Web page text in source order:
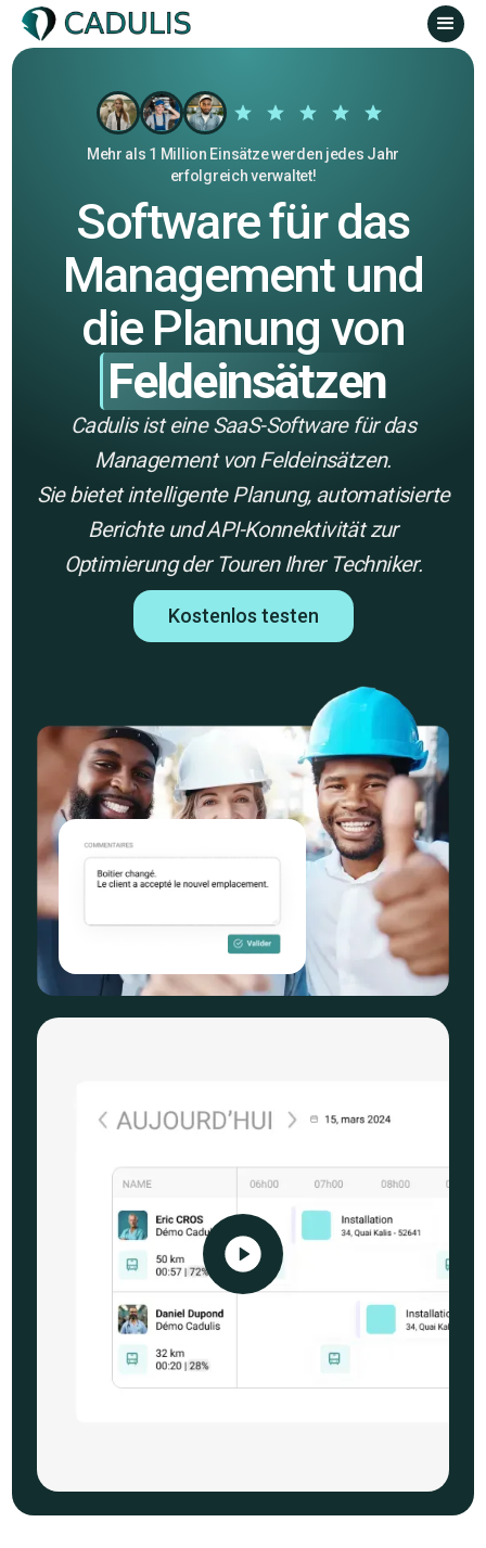
Mehr als 1 Million Einsätze werden jedes Jahr
erfolgreich verwaltet!
Software für das
Management und
die Planung von
Feldeinsätzen
Cadulis ist eine SaaS-Software für das
Management von Feldeinsätzen.
Sie bietet intelligente Planung, automatisierte
Berichte und API-Konnektivität zur
Optimierung der Touren Ihrer Techniker.
Kostenlos testen